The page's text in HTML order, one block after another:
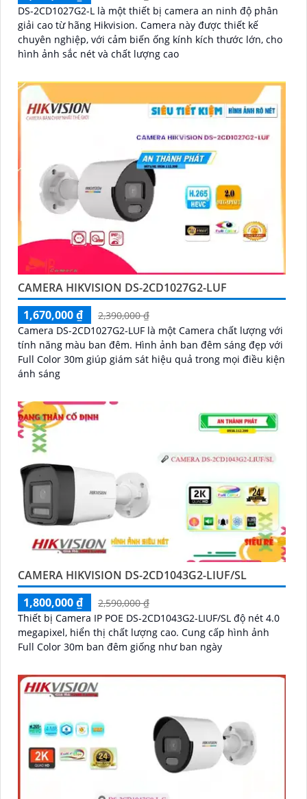
DS-2CD1027G2-L là một thiết bị camera an ninh độ phân
giải cao từ hãng Hikvision. Camera này được thiết kế
chuyên nghiệp, với cảm biến ống kính kích thước lớn, cho
hình ảnh sắc nét và chất lượng cao
CAMERA HIKVISION DS-2CD1027G2-LUF
1,670,000 ₫
2,390,000 ₫
Camera DS-2CD1027G2-LUF là một Camera chất lượng với
tính năng màu ban đêm. Hình ảnh ban đêm sáng đẹp với
Full Color 30m giúp giám sát hiệu quả trong mọi điều kiện
ánh sáng
CAMERA HIKVISION DS-2CD1043G2-LIUF/SL
1,800,000 ₫
2,590,000 ₫
Thiết bị Camera IP POE DS-2CD1043G2-LIUF/SL độ nét 4.0
megapixel, hiển thị chất lượng cao. Cung cấp hình ảnh
Full Color 30m ban đêm giống như ban ngày